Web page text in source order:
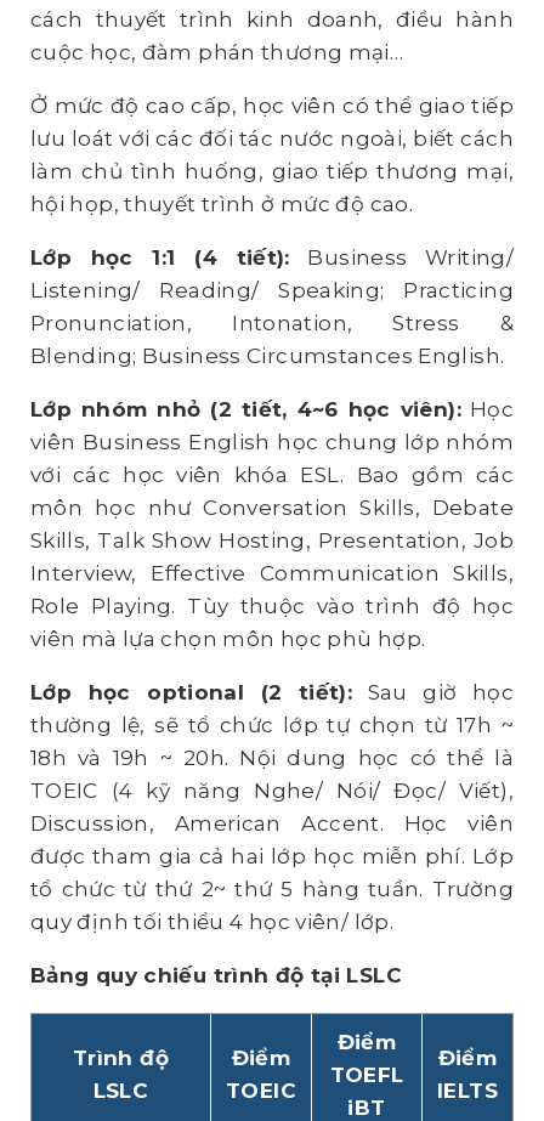
cách thuyết trình kinh doanh, điều hành
cuộc học, đàm phán thương mại…
Ở mức độ cao cấp, học viên có thể giao tiếp
lưu loát với các đối tác nước ngoài, biết cách
làm chủ tình huống, giao tiếp thương mại,
hội họp, thuyết trình ở mức độ cao.
Lớp học 1:1 (4 tiết): Business Writing/
Listening/ Reading/ Speaking; Practicing
Pronunciation, Intonation, Stress &
Blending; Business Circumstances English.
Lớp nhóm nhỏ (2 tiết, 4~6 học viên): Học
viên Business English học chung lớp nhóm
với các học viên khóa ESL. Bao gồm các
môn học như Conversation Skills, Debate
Skills, Talk Show Hosting, Presentation, Job
Interview, Effective Communication Skills,
Role Playing. Tùy thuộc vào trình độ học
viên mà lựa chọn môn học phù hợp.
Lớp học optional (2 tiết): Sau giờ học
thường lệ, sẽ tổ chức lớp tự chọn từ 17h ~
18h và 19h ~ 20h. Nội dung học có thể là
TOEIC (4 kỹ năng Nghe/ Nói/ Đọc/ Viết),
Discussion, American Accent. Học viên
được tham gia cả hai lớp học miễn phí. Lớp
tổ chức từ thứ 2~ thứ 5 hàng tuần. Trường
quy định tối thiểu 4 học viên/ lớp.
Bảng quy chiếu trình độ tại LSLC
Trình độ
LSLC
Điểm
TOEIC
Điểm
TOEFL
iBT
Điểm
IELTS